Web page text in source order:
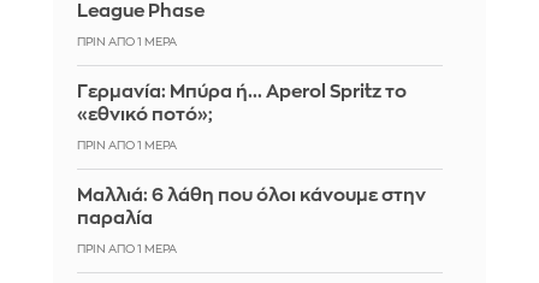
League Phase
ΠΡΙΝ ΑΠΌ 1 ΜΈΡΑ
Γερμανία: Μπύρα ή... Aperol Spritz το
«εθνικό ποτό»;
ΠΡΙΝ ΑΠΌ 1 ΜΈΡΑ
Μαλλιά: 6 λάθη που όλοι κάνουμε στην
παραλία
ΠΡΙΝ ΑΠΌ 1 ΜΈΡΑ